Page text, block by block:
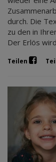
durch. Die
zu den in
Der Erlös
Teilen